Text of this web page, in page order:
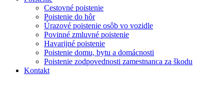
Cestovné poistenie
Poistenie do hôr
Úrazové poistenie osôb vo vozidle
Povinné zmluvné poistenie
Havarijné poistenie
Poistenie domu, bytu a domácnosti
Poistenie zodpovednosti zamestnanca za škodu
Kontakt